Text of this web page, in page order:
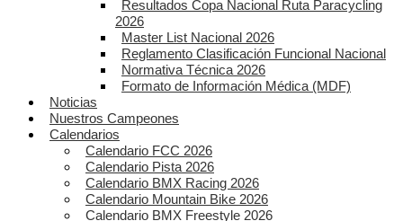
Resultados Copa Nacional Ruta Paracycling
2026
Master List Nacional 2026
Reglamento Clasificación Funcional Nacional
Normativa Técnica 2026
Formato de Información Médica (MDF)
Noticias
Nuestros Campeones
Calendarios
Calendario FCC 2026
Calendario Pista 2026
Calendario BMX Racing 2026
Calendario Mountain Bike 2026
Calendario BMX Freestyle 2026